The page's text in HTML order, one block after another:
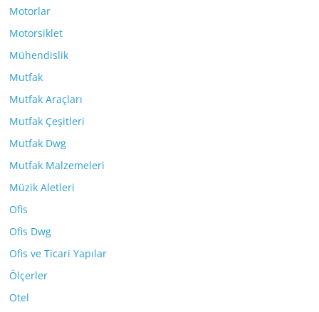
Motorlar
Motorsiklet
Mühendislik
Mutfak
Mutfak Araçları
Mutfak Çeşitleri
Mutfak Dwg
Mutfak Malzemeleri
Müzik Aletleri
Ofis
Ofis Dwg
Ofis ve Ticari Yapılar
Ölçerler
Otel